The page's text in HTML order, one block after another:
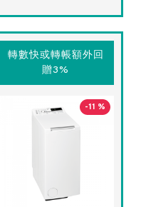
轉數快或轉帳額外回
贈3%
-11 %